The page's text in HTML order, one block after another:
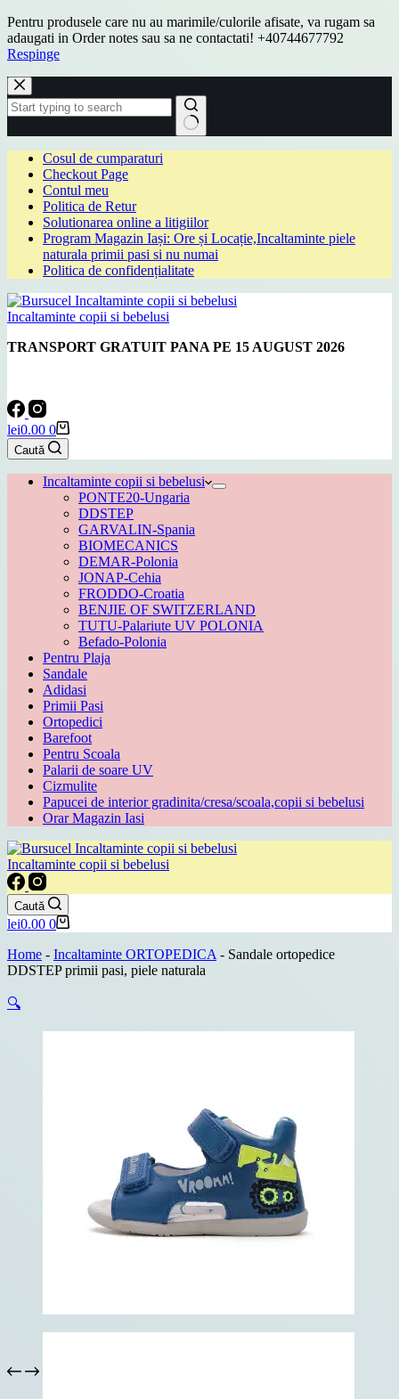
Pentru produsele care nu au marimile/culorile afisate, va rugam sa
adaugati in Order notes sau sa ne contactati! +40744677792
Respinge
Sari
la
conținut
rezultatCosul de cumparaturi
Checkout Page
Contul meu
Politica de Retur
Solutionarea online a litigiilor
Program Magazin Iași: Ore și Locație,Incaltaminte piele
naturala primii pasi si nu numai
Politica de confidențialitate
Incaltaminte copii si bebelusi
TRANSPORT GRATUIT PANA PE 15 AUGUST 2026
Coș
de
cumpărături
lei0.00 0
Caută
Incaltaminte copii si bebelusi
PONTE20-Ungaria
DDSTEP
GARVALIN-Spania
BIOMECANICS
DEMAR-Polonia
JONAP-Cehia
FRODDO-Croatia
BENJIE OF SWITZERLAND
TUTU-Palariute UV POLONIA
Befado-Polonia
Pentru Plaja
Sandale
Adidasi
Primii Pasi
Ortopedici
Barefoot
Pentru Scoala
Palarii de soare UV
Cizmulite
Papucei de interior gradinita/cresa/scoala,copii si bebelusi
Orar Magazin Iasi
Incaltaminte copii si bebelusi
Caută
Coș
cumpărături
lei0.00 0
Home - Incaltaminte ORTOPEDICA - Sandale ortopedice
DDSTEP primii pasi, piele naturala
🔍